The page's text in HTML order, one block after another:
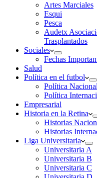
Artes Marciales
Esqui
Pesca
Audetx
Trasplantados
Sociales
Fechas
Salud
Política en el futbol
Política Nacional
Política
Empresarial
Historia en la Retina
Historias
Historias
Liga Universitaria
Universitaria A
Universitaria B
Universitaria C